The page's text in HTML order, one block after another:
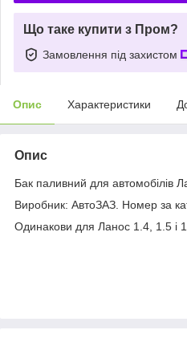
Що таке купити з Пром?
Замовлення під захистом
Опис Характеристики
Опис
Бак паливний для автомобілів
Виробник: АвтоЗАЗ. Номер за
Одинакови для Ланос 1.4, 1.5 і